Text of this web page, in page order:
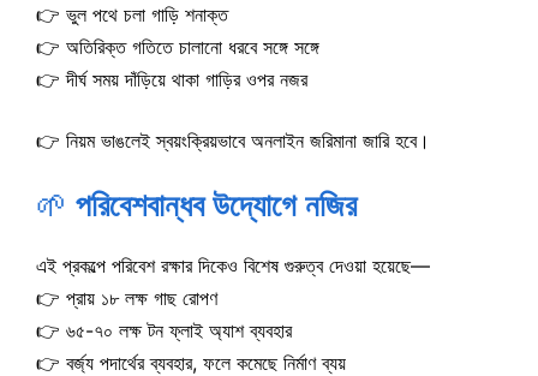
👉 ভুল পথে চলা গাড়ি শনাক্ত
👉 অতিরিক্ত গতিতে চালানো ধরবে সঙ্গে সঙ্গে
👉 দীর্ঘ সময় দাঁড়িয়ে থাকা গাড়ির ওপর নজর
👉 নিয়ম ভাঙলেই স্বয়ংক্রিয়ভাবে অনলাইন জরিমানা জারি হবে।
🌱 পরিবেশবান্ধব উদ্যোগে নজির
এই প্রকল্পে পরিবেশ রক্ষার দিকেও বিশেষ গুরুত্ব দেওয়া হয়েছে—
👉 প্রায় ১৮ লক্ষ গাছ রোপণ
👉 ৬৫-৭০ লক্ষ টন ফ্লাই অ্যাশ ব্যবহার
👉 বর্জ্য পদার্থের ব্যবহার, ফলে কমেছে নির্মাণ ব্যয়